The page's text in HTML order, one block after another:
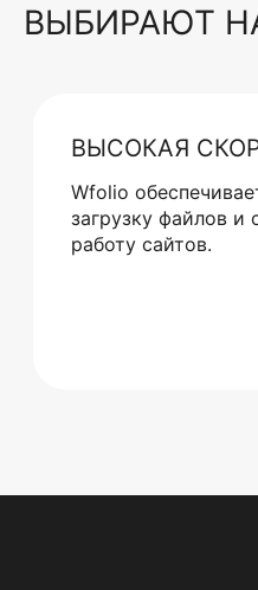
ВЫБИРАЮТ
ВЫСОКАЯ
Wfolio
загрузку файлов и
работу сайтов.